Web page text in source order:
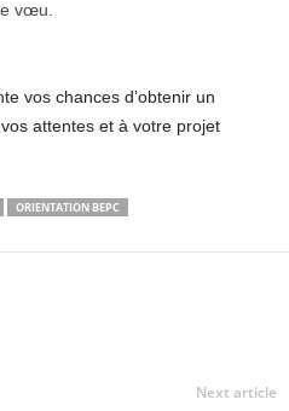
vœu.
vos chances d’obtenir un
attentes et à votre projet
ORIENTATION BEPC
Next article